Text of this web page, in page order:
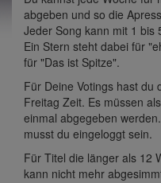
abgeben und so die
Jeder Song kann mit 1 bis
Ein Stern steht dabei für
für "Das ist Spitze".
Für Deine Votings hast du
Freitag Zeit. Es müssen
einmal abgegeben
musst du eingeloggt sein.
Für Titel die länger als 12
kann nicht mehr